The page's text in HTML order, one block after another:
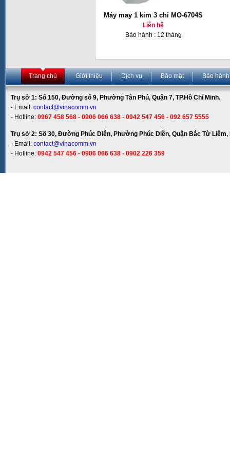
Máy may 1 kim 3 chỉ MO-6704S
Liên hệ
Bảo hành : 12 tháng
Trang chủ Giới thiệu Dịch vụ Bảo mật Bảo hành
Trụ sở 1: Số 150, Đường số 9, Phường Tân Phú, Quận 7, TP.Hồ Chí Minh.
- Email: contact@vinacomm.vn
- Hotline: 0967 458 568 - 0906 066 638 - 0942 547 456 - 092 657 5555
Trụ sở 2: Số 30, Đường Phúc Diễn, Phường Phúc Diễn, Quận Bắc Từ Liêm,
- Email: contact@vinacomm.vn
- Hotline: 0942 547 456 - 0906 066 638 - 0902 226 359